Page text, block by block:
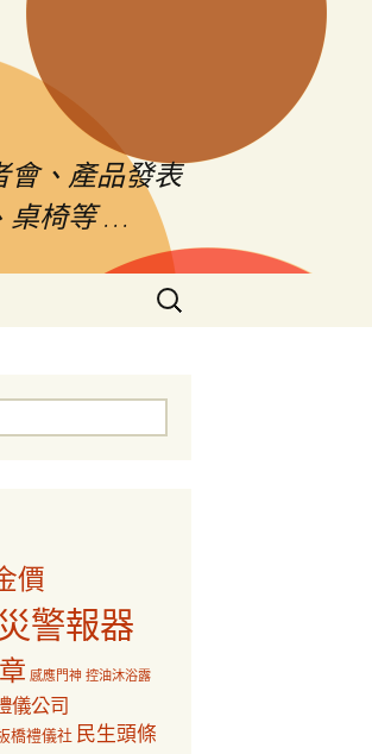
會、產品發表
桌椅等 …
搜
尋
字:
價
警報器
感應門神 控油沐浴露
儀公司
橋禮儀社 民生頭條